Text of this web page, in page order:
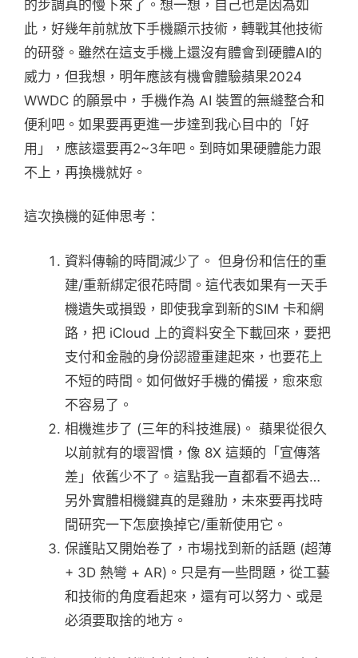
的步調真的慢下來了。想一想，自己也是因為如
此，好幾年前就放下手機顯示技術，轉戰其他技術
的研發。雖然在這支手機上還沒有體會到硬體AI的
威力，但我想，明年應該有機會體驗蘋果2024
WWDC 的願景中，手機作為 AI 裝置的無縫整合和
便利吧。如果要再更進一步達到我心目中的「好
用」，應該還要再2~3年吧。到時如果硬體能力跟
不上，再換機就好。
這次換機的延伸思考：
資料傳輸的時間減少了。 但身份和信任的重
建/重新綁定很花時間。這代表如果有一天手
機遺失或損毀，即使我拿到新的SIM 卡和網
路，把 iCloud 上的資料安全下載回來，要把
支付和金融的身份認證重建起來，也要花上
不短的時間。如何做好手機的備援，愈來愈
不容易了。
相機進步了 (三年的科技進展)。 蘋果從很久
以前就有的壞習慣，像 8X 這類的「宣傳落
差」依舊少不了。這點我一直都看不過去…
另外實體相機鍵真的是雞肋，未來要再找時
間研究一下怎麼換掉它/重新使用它。
保護貼又開始卷了，市場找到新的話題 (超薄
+ 3D 熱彎 + AR)。只是有一些問題，從工藝
和技術的角度看起來，還有可以努力、或是
必須要取捨的地方。